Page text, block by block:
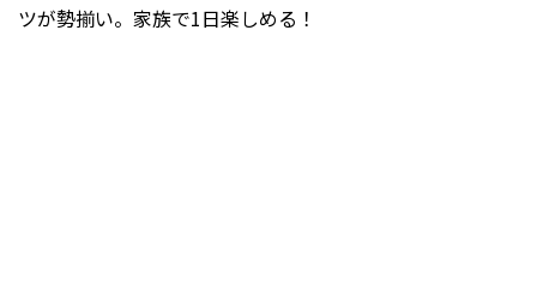
ツが勢揃い。家族で1日楽しめる！